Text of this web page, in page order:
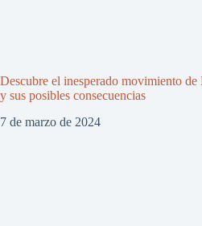
Descubre el inesperado movimiento
y sus posibles consecuencias
7 de marzo de 2024